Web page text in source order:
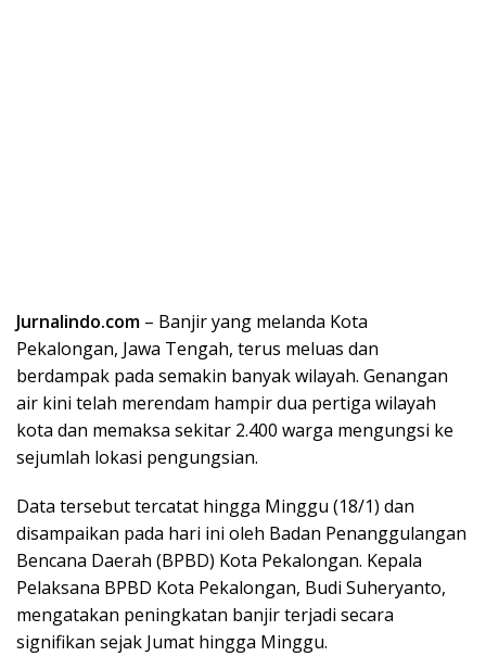
Jurnalindo.com – Banjir yang melanda Kota
Pekalongan, Jawa Tengah, terus meluas dan
berdampak pada semakin banyak wilayah. Genangan
air kini telah merendam hampir dua pertiga wilayah
kota dan memaksa sekitar 2.400 warga mengungsi ke
sejumlah lokasi pengungsian.
Data tersebut tercatat hingga Minggu (18/1) dan
disampaikan pada hari ini oleh Badan Penanggulangan
Bencana Daerah (BPBD) Kota Pekalongan. Kepala
Pelaksana BPBD Kota Pekalongan, Budi Suheryanto,
mengatakan peningkatan banjir terjadi secara
signifikan sejak Jumat hingga Minggu.